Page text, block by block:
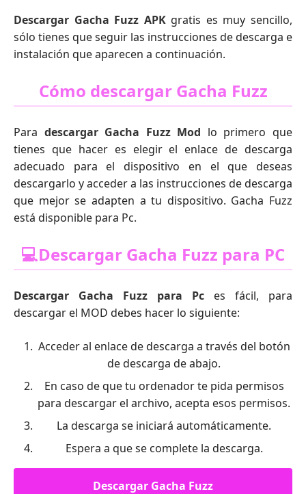
Descargar Gacha Fuzz APKgratis es muy sencillo,
sólo tienes que seguir las instrucciones de descarga e
instalación que aparecen a continuación.
Cómo descargar Gacha Fuzz
Para descargar Gacha Fuzz Mod lo primero que
tienes que hacer es elegir el enlace de descarga
adecuado para el dispositivo en el que deseas
descargarlo y acceder a las instrucciones de descarga
que mejor se adapten a tu dispositivo. Gacha Fuzz
está disponible para Pc.
💻Descargar Gacha Fuzz para PC
Descargar Gacha Fuzz para Pc es fácil, para
descargar el MOD debes hacer lo siguiente:
Acceder al enlace de descarga a través del botón
de descarga de abajo.
En caso de que tu ordenador te pida permisos
para descargar el archivo, acepta esos permisos.
La descarga se iniciará automáticamente.
Espera a que se complete la descarga.
Descargar Gacha Fuzz